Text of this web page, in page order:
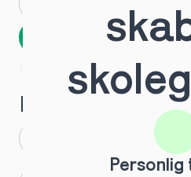
Næste
1 ud af 9 for at
Hvilken årgang?
Personlig